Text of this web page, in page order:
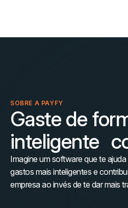
SOBRE A PAYFY
Gaste de
inteligente
Imagine um software que te
gastos mais inteligentes e
empresa ao invés de te dar mais